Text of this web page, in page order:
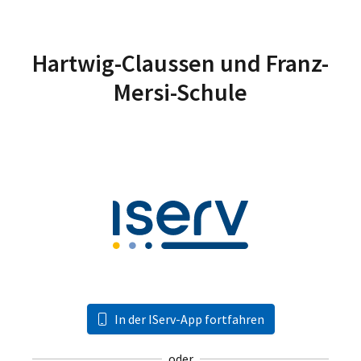
Hartwig-Claussen und Franz-
Mersi-Schule
In der IServ-App fortfahren